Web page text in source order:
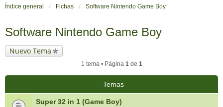
Índice general Fichas Software Nintendo Game Boy
Software Nintendo Game Boy
Nuevo Tema
1 tema • Página 1de 1
Temas
Super 32 in 1 (Game Boy)